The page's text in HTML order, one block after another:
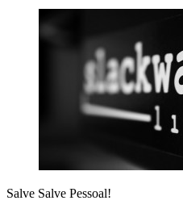
Salve Salve Pessoal!